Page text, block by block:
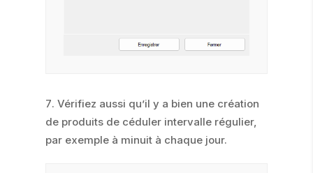
Vérifiez aussi qu’il y a bien une création
de produits de céduler intervalle régulier,
par exemple à minuit à chaque jour.